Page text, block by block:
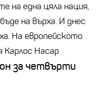
на една цяла нация,
на върха. И днес
На европейското
Карлос Насар
за четвърти